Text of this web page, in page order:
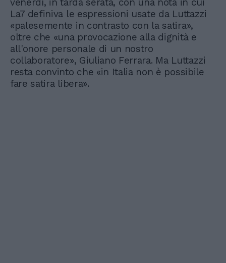
La7 definiva le espressioni usate da Luttazzi
«palesemente in contrasto con la satira»,
oltre che «una provocazione alla dignità e
all'onore personale di un nostro
collaboratore», Giuliano Ferrara. Ma Luttazzi
resta convinto che «in Italia non è possibile
fare satira libera».